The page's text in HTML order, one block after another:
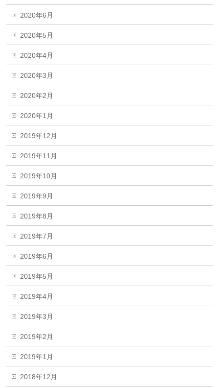
2020年6月
2020年5月
2020年4月
2020年3月
2020年2月
2020年1月
2019年12月
2019年11月
2019年10月
2019年9月
2019年8月
2019年7月
2019年6月
2019年5月
2019年4月
2019年3月
2019年2月
2019年1月
2018年12月